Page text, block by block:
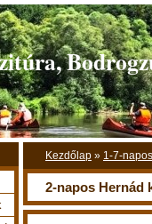
Kezdőlap » 1-7-
2-napos Hernád